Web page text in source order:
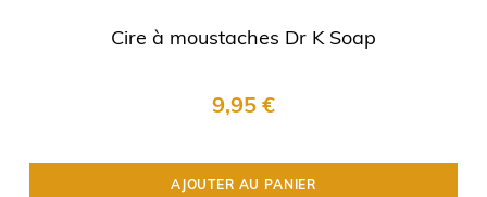
Cire à moustaches Dr K Soap
9,95 €
AJOUTER AU PANIER